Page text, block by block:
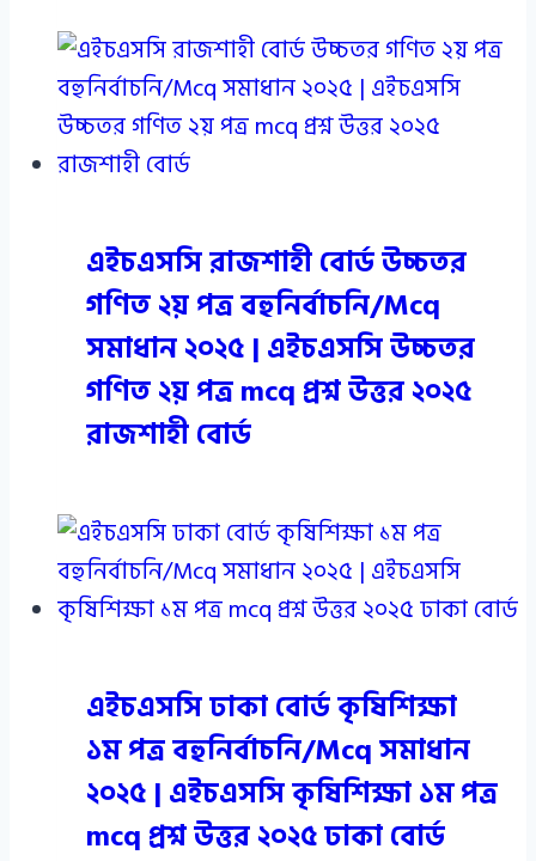
এইচএসসি রাজশাহী বোর্ড উচ্চতর
গণিত ২য় পত্র বহুনির্বাচনি/Mcq
সমাধান ২০২৫ | এইচএসসি উচ্চতর
গণিত ২য় পত্র mcq প্রশ্ন উত্তর ২০২৫
রাজশাহী বোর্ড
এইচএসসি ঢাকা বোর্ড কৃষিশিক্ষা
১ম পত্র বহুনির্বাচনি/Mcq সমাধান
২০২৫ | এইচএসসি কৃষিশিক্ষা ১ম পত্র
mcq প্রশ্ন উত্তর ২০২৫ ঢাকা বোর্ড